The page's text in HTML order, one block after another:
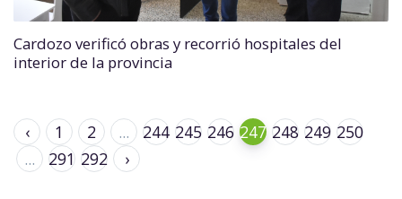
Cardozo verificó obras y recorrió hospitales del
interior de la provincia
‹ 1 2 ... 244 245 246 247 248 249 250
...
291 292 ›